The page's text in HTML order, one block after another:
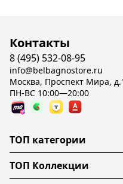
Контакты
8 (495) 532-08-95
info@belbagnostore.ru
Москва, Проспект Мира,
ПН-ВС 10:00—20:00
ТОП категории
ТОП Коллекции